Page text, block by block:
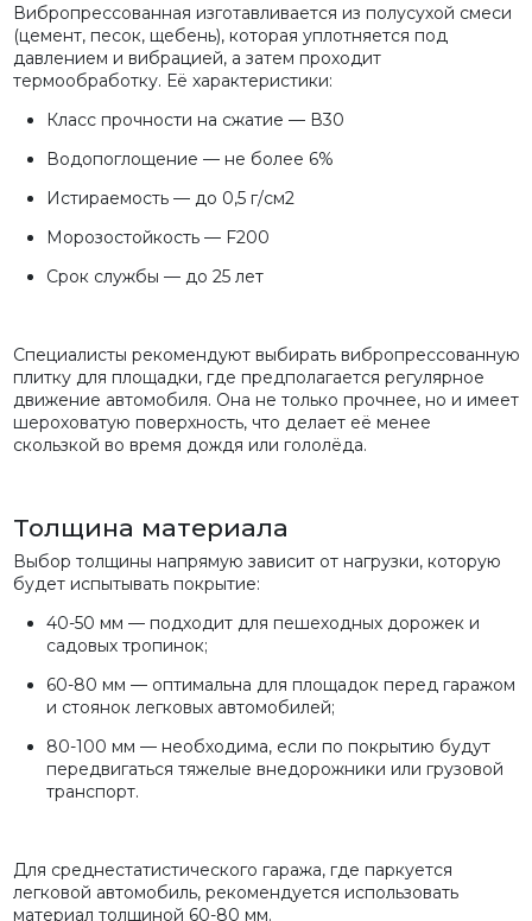
Вибропрессованная изготавливается из полусухой смеси
(цемент, песок, щебень), которая уплотняется под
давлением и вибрацией, а затем проходит
термообработку. Её характеристики:
Класс прочности на сжатие — В30
Водопоглощение — не более 6%
Истираемость — до 0,5 г/см2
Морозостойкость — F200
Срок службы — до 25 лет
Специалисты рекомендуют выбирать вибропрессованную
плитку для площадки, где предполагается регулярное
движение автомобиля. Она не только прочнее, но и имеет
шероховатую поверхность, что делает её менее
скользкой во время дождя или гололёда.
Толщина материала
Выбор толщины напрямую зависит от нагрузки, которую
будет испытывать покрытие:
40-50 мм — подходит для пешеходных дорожек и
садовых тропинок;
60-80 мм — оптимальна для площадок перед гаражом
и стоянок легковых автомобилей;
80-100 мм — необходима, если по покрытию будут
передвигаться тяжелые внедорожники или грузовой
транспорт.
Для среднестатистического гаража, где паркуется
легковой автомобиль, рекомендуется использовать
материал толщиной 60-80 мм.